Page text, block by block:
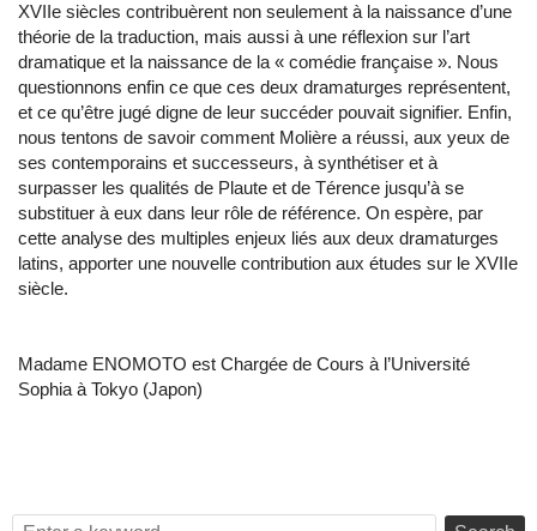
XVIIe siècles contribuèrent non seulement à la naissance d’une
théorie de la traduction, mais aussi à une réflexion sur l’art
dramatique et la naissance de la « comédie française ». Nous
questionnons enfin ce que ces deux dramaturges représentent,
et ce qu’être jugé digne de leur succéder pouvait signifier. Enfin,
nous tentons de savoir comment Molière a réussi, aux yeux de
ses contemporains et successeurs, à synthétiser et à
surpasser les qualités de Plaute et de Térence jusqu’à se
substituer à eux dans leur rôle de référence. On espère, par
cette analyse des multiples enjeux liés aux deux dramaturges
latins, apporter une nouvelle contribution aux études sur le XVIIe
siècle.
Madame ENOMOTO est Chargée de Cours à l’Université
Sophia à Tokyo (Japon)